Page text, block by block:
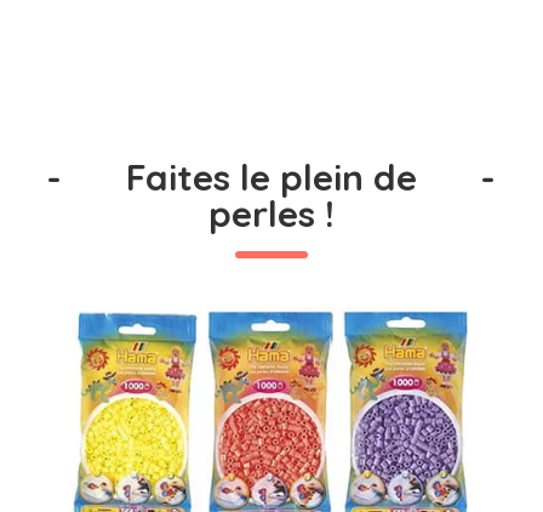
- Faites le plein de
perles !
-